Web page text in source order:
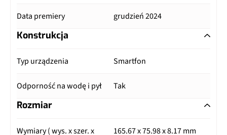
Data premiery grudzień 2024
Konstrukcja
Typ urządzenia Smartfon
Odporność na wodę i pył Tak
Rozmiar
Wymiary ( wys. x szer. x
165.67 x 75.98 x 8.17 mm